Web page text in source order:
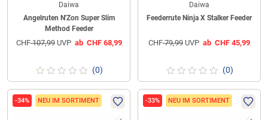
Daiwa
Angelruten N'Zon Super Slim
Method Feeder
CHF107,99UVP ab CHF68,99
(0)
Daiwa
Feederrute Ninja X Stalker Feeder
CHF79,99 UVP ab CHF 45,99
(0)
-34% NEU IM SORTIMENT -33% NEU IM SORTIMENT